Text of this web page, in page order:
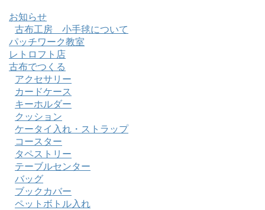
お知らせ
古布工房 小手毬について
パッチワーク教室
レトロフト店
古布でつくる
アクセサリー
カードケース
キーホルダー
クッション
ケータイ入れ・ストラップ
コースター
タペストリー
テーブルセンター
バッグ
ブックカバー
ペットボトル入れ